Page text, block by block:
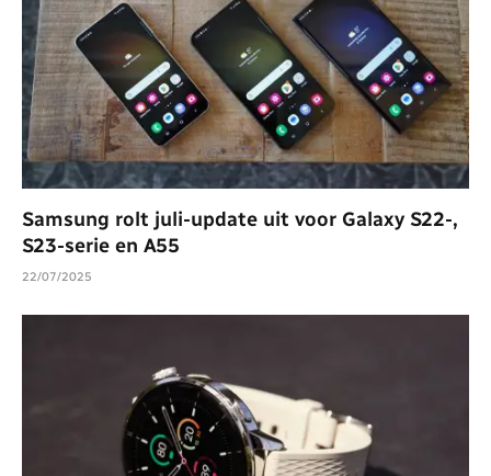
Samsung rolt juli-update uit voor Galaxy S22-,
S23-serie en A55
22/07/2025